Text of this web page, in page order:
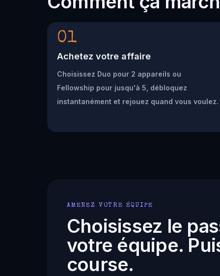
01
Achetez votre affaire
Choisissez Duo pour 2 appareils ou
Fellowship pour jusqu'à 5, débloquez
instantanément et rejouez quand vous voulez.
AMENEZ VOTRE ÉQUIPE
Choisissez le
votre équipe.
course.